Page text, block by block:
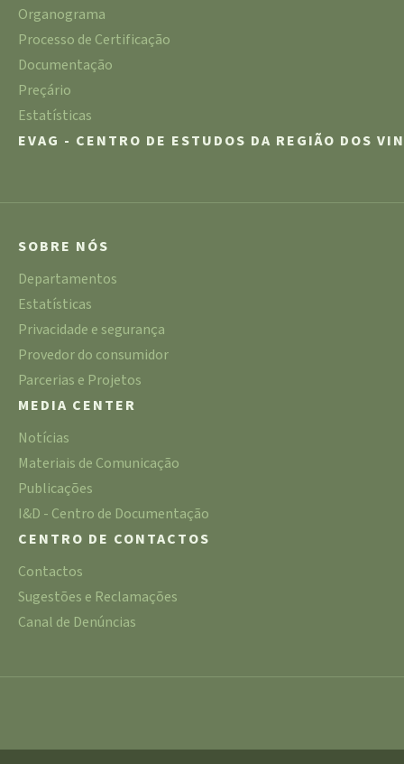
Organograma
Processo de Certificação
Documentação
Preçário
Estatísticas
EVAG - CENTRO DE ESTUDOS DA REGIÃO DOS
SOBRE NÓS
Departamentos
Estatísticas
Privacidade e segurança
Provedor do consumidor
Parcerias e Projetos
MEDIA CENTER
Notícias
Materiais de Comunicação
Publicações
I&D - Centro de Documentação
CENTRO DE CONTACTOS
Contactos
Sugestões e Reclamações
Canal de Denúncias